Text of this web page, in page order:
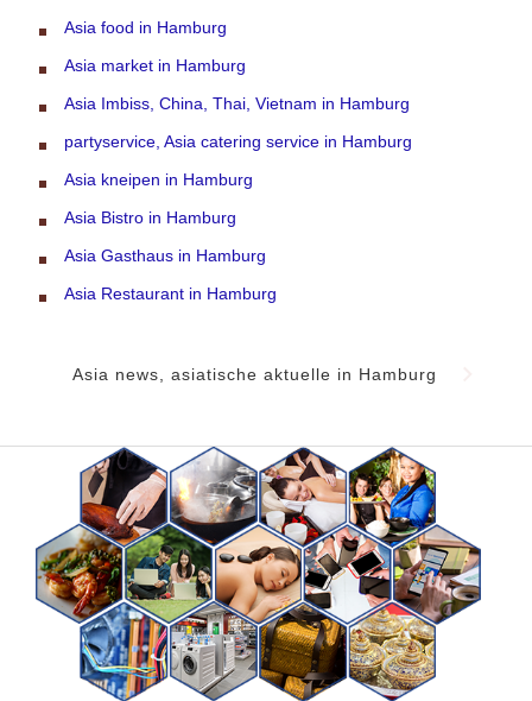
Asia food in Hamburg
Asia market in Hamburg
Asia Imbiss, China, Thai, Vietnam in Hamburg
partyservice, Asia catering service in Hamburg
Asia kneipen in Hamburg
Asia Bistro in Hamburg
Asia Gasthaus in Hamburg
Asia Restaurant in Hamburg
Asia news, asiatische aktuelle in Hamburg